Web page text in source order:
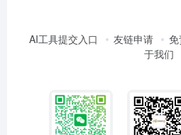
AI工具提交入口 友链申请
于我们